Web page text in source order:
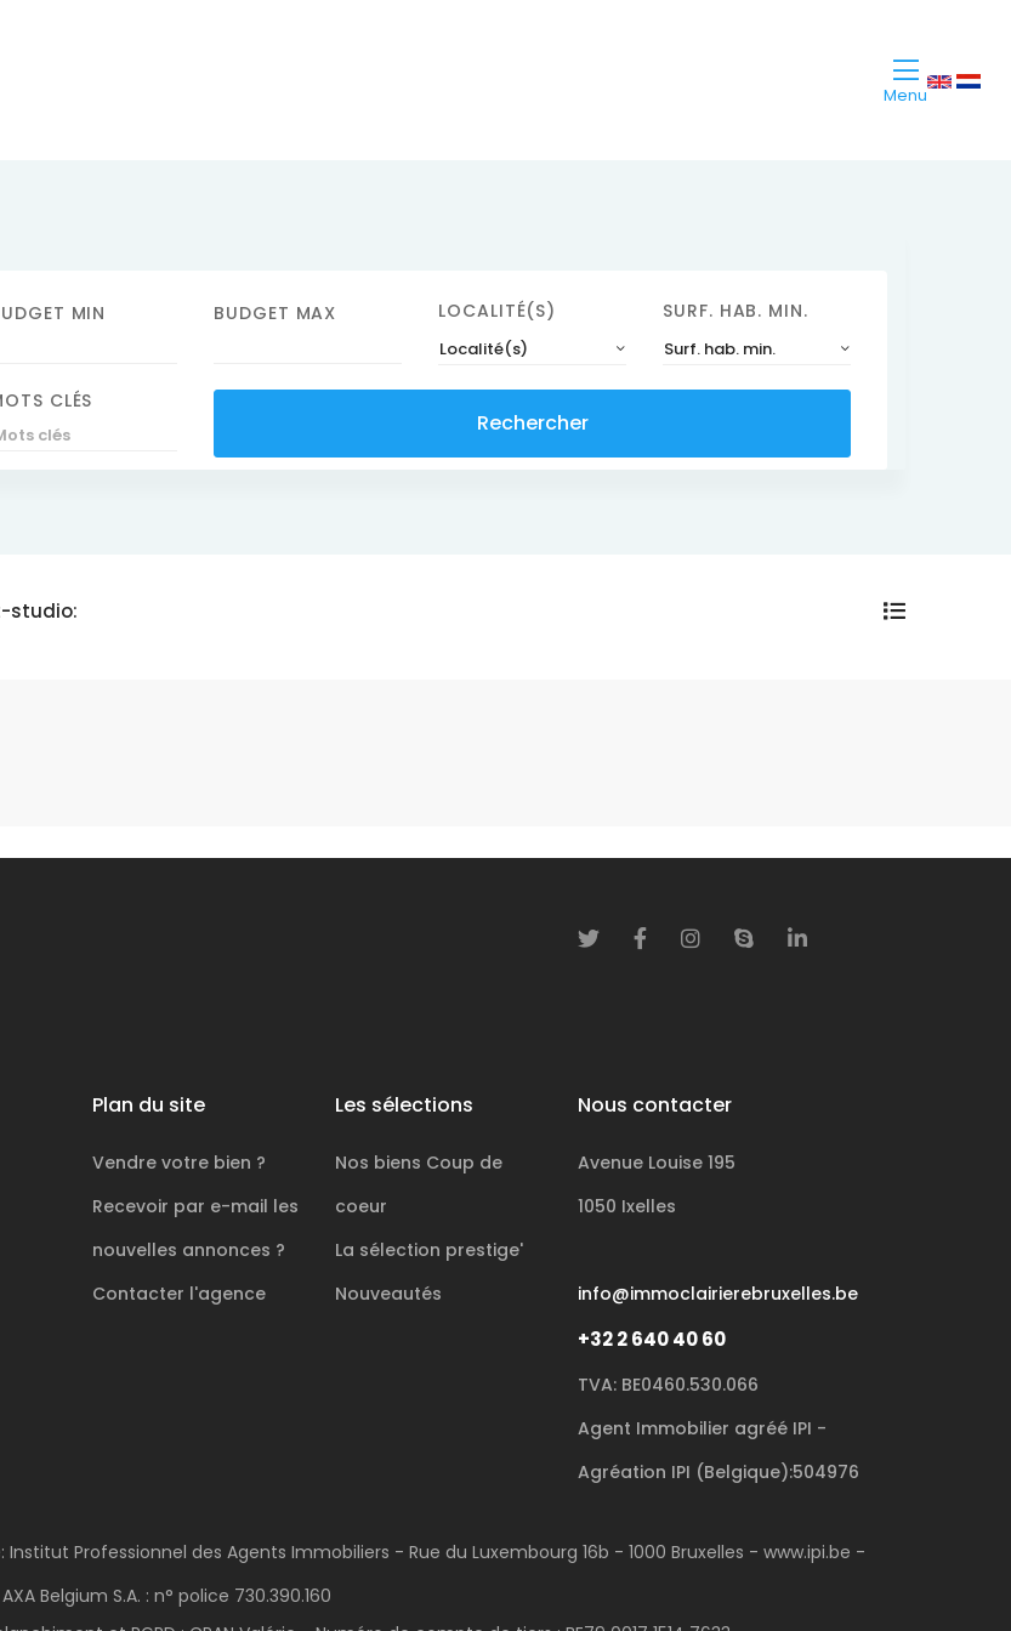
Menu
MIN BUDGET MAX LOCALITÉ(S)
Localité(s)
SURF. HAB. MIN.
Surf. hab. min.
CLÉS
Rechercher
studio:
Plan du site
Vendre votre bien ?
Recevoir par e-mail les
nouvelles annonces ?
Contacter l'agence
Les sélections
Nos biens Coup de
coeur
La sélection prestige'
Nouveautés
Nous contacter
Avenue Louise 195
1050 Ixelles
info@immoclairierebruxelles.be
+32 2 640 40 60
TVA: BE0460.530.066
Agent Immobilier agréé IPI -
Agréation IPI (Belgique):504976
Professionnel des Agents Immobiliers - Rue du Luxembourg 16b - 1000 Bruxelles - www.ipi.be -
Belgium S.A. : n° police 730.390.160